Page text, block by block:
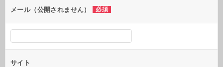
メール（公開されません） 必須
サイト